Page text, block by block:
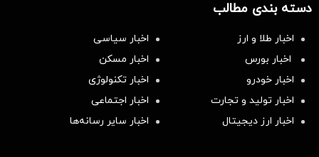
دسته بندی مطالب
اخبار طلا و ارز
اخبار سیاسی
اخبار بورس
اخبار مسکن
اخبار خودرو
اخبار تکنولوژی
اخبار تولید و تجارت
اخبار اجتماعی
اخبار ارز دیجیتال
اخبار سایر رسانه‌‌ها